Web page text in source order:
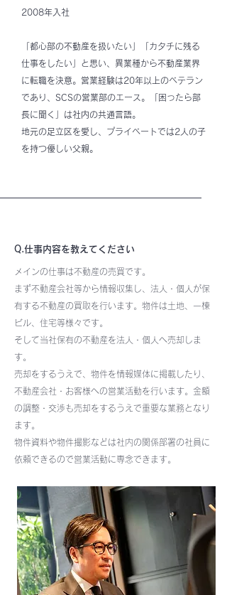
2008年入社
「都心部の不動産を扱いたい」「カタチに残る
仕事をしたい」と思い、異業種から不動産業界
に転職を決意。営業経験は20年以上のベテラン
であり、SCSの営業部のエース。「困ったら部
長に聞く」は社内の共通言語。
地元の足立区を愛し、プライベートでは2人の子
を持つ優しい父親。
Q.仕事内容を教えてください
メインの仕事は不動産の売買です。
まず不動産会社等から情報収集し、法人・個人が保
有する不動産の買取を行います。物件は土地、一棟
ビル、住宅等様々です。
そして当社保有の不動産を法人・個人へ売却しま
す。
売却をするうえで、物件を情報媒体に掲載したり、
不動産会社・お客様への営業活動を行います。金額
の調整・交渉も売却をするうえで重要な業務となり
ます。
物件資料や物件撮影などは社内の関係部署の社員に
依頼できるので営業活動に専念できます。